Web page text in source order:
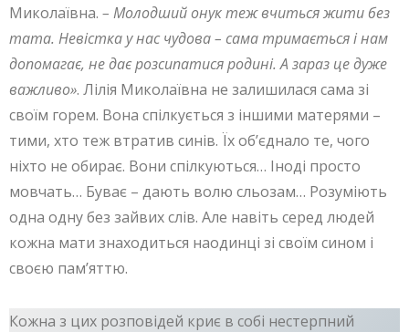
Миколаївна. – Молодший онук теж вчиться жити без
тата. Невістка у нас чудова – сама тримається і нам
допомагає, не дає розсипатися родині. А зараз це дуже
важливо». Лілія Миколаївна не залишилася сама зі
своїм горем. Вона спілкується з іншими матерями –
тими, хто теж втратив синів. Їх об’єднало те, чого
ніхто не обирає. Вони спілкуються… Іноді просто
мовчать… Буває – дають волю сльозам… Розуміють
одна одну без зайвих слів. Але навіть серед людей
кожна мати знаходиться наодинці зі своїм сином і
своєю пам’яттю.
Кожна з цих розповідей криє в собі нестерпний